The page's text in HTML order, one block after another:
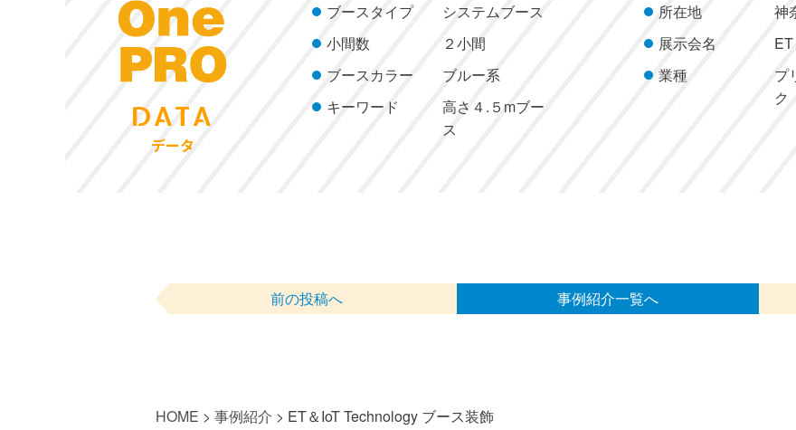
DATA
データ
ブースタイプ
システムブース
小間数
２小間
ブースカラー
ブルー系
キーワード
高さ４.５mブー
ス
所在地
神
展示会名
業種
プ
ク
前の投稿へ 事例紹介一覧へ
HOME > 事例紹介 > ET＆IoT Technology ブース装飾